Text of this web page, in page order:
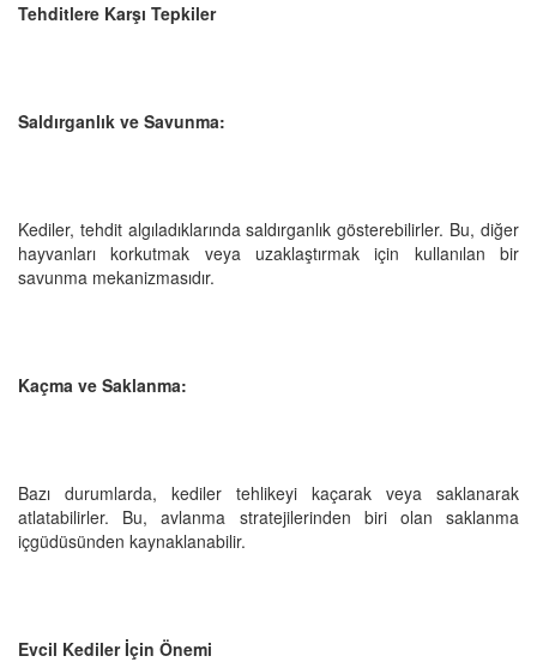
Tehditlere Karşı Tepkiler
Saldırganlık ve Savunma:
Kediler, tehdit algıladıklarında saldırganlık gösterebilirler. Bu, diğer
hayvanları korkutmak veya uzaklaştırmak için kullanılan bir
savunma mekanizmasıdır.
Kaçma ve Saklanma:
Bazı durumlarda, kediler tehlikeyi kaçarak veya saklanarak
atlatabilirler. Bu, avlanma stratejilerinden biri olan saklanma
içgüdüsünden kaynaklanabilir.
Evcil Kediler İçin Önemi